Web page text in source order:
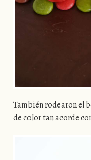
También rodearon el
de color tan acorde